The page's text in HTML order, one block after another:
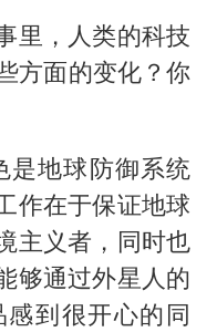
里，人类的科技
方面的变化？你
是地球防御系统
作在于保证地球
主义者，同时也
够通过外星人的
到很开心的同